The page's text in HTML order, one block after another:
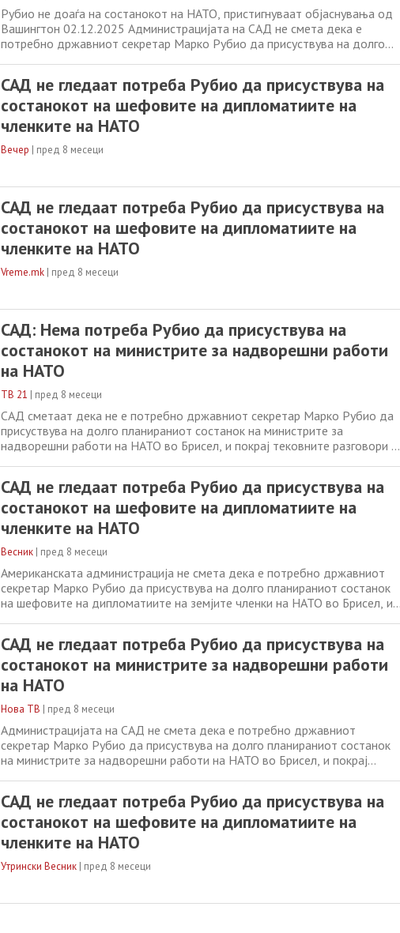
Рубио не доаѓа на состанокот на НАТО, пристигнуваат објаснувања од
Вашингтон 02.12.2025 Администрацијата на САД не смета дека е
потребно државниот секретар Марко Рубио да присуствува на долго
војната во Украина. „Рубио
САД не гледаат потреба Рубио да присуствува на
состанокот на шефовите на дипломатиите на
членките на НАТО
Вечер | пред 8 месеци
САД не гледаат потреба Рубио да присуствува на
состанокот на шефовите на дипломатиите на
членките на НАТО
Vreme.mk | пред 8 месеци
САД: Нема потреба Рубио да присуствува на
состанокот на министрите за надворешни работи
на НАТО
ТВ 21 | пред 8 месеци
САД сметаат дека не е потребно државниот секретар Марко Рубио да
присуствува на долго планираниот состанок на министрите за
надворешни работи на НАТО во Брисел, и покрај тековните разговори за
очекува тој да присуствува
САД не гледаат потреба Рубио да присуствува на
состанокот на шефовите на дипломатиите на
членките на НАТО
Весник | пред 8 месеци
Американската администрација не смета дека е потребно државниот
секретар Марко Рубио да присуствува на долго планираниот состанок
на шефовите на дипломатиите на земјите членки на НАТО во Брисел, и
десетици состаноци со
САД не гледаат потреба Рубио да присуствува на
состанокот на министрите за надворешни работи
на НАТО
Нова ТВ | пред 8 месеци
Администрацијата на САД не смета дека е потребно државниот
секретар Марко Рубио да присуствува на долго планираниот состанок
на министрите за надворешни работи на НАТО во Брисел, и покрај
сојузниците на НАТО и би било сосема нереално
САД не гледаат потреба Рубио да присуствува на
состанокот на шефовите на дипломатиите на
членките на НАТО
Утрински Весник | пред 8 месеци